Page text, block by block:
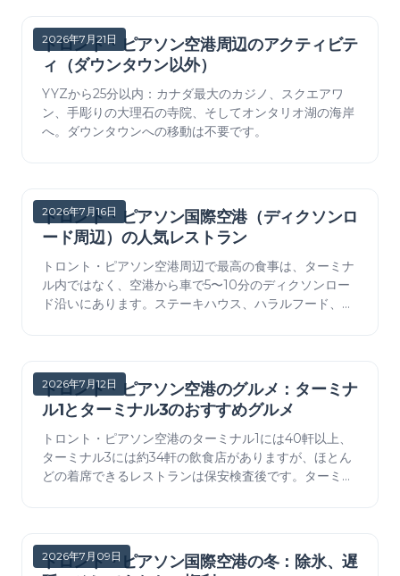
family lane および無料 YYZ エクスプレス スロット。
2026年7月21日
トロント・ピアソン空港周辺のアクティビテ
ィ（ダウンタウン以外）
YYZから25分以内：カナダ最大のカジノ、スクエアワ
ン、手彫りの大理石の寺院、そしてオンタリオ湖の海岸
へ。ダウンタウンへの移動は不要です。
2026年7月16日
トロント・ピアソン国際空港（ディクソンロ
ード周辺）の人気レストラン
トロント・ピアソン空港周辺で最高の食事は、ターミナ
ル内ではなく、空港から車で5〜10分のディクソンロー
ド沿いにあります。ステーキハウス、ハラルフード、東
2026年7月12日
トロント・ピアソン空港のグルメ：ターミナ
ル1とターミナル3のおすすめグルメ
トロント・ピアソン空港のターミナル1には40軒以上、
ターミナル3には約34軒の飲食店がありますが、ほとん
どの着席できるレストランは保安検査後です。ターミナ
2026年7月09日
トロント・ピアソン国際空港の冬：除氷、遅